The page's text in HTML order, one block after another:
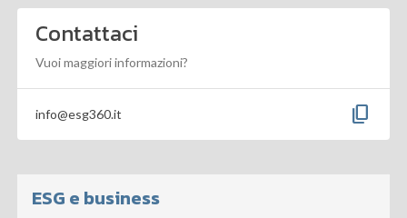
Contattaci
Vuoi maggiori informazioni?
info@esg360.it content_copy
ESG e business